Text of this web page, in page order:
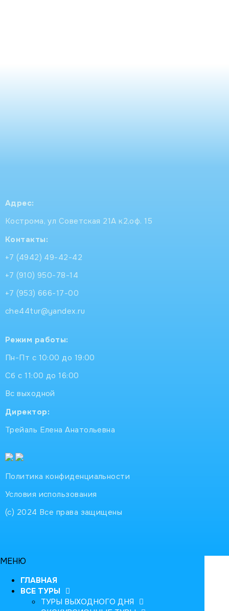
Адрес:
Кострома, ул Советская 21А к2,оф. 15
Контакты:
+7 (4942) 49-42-42
+7 (910) 950-78-14
+7 (953) 666-17-00
che44tur@yandex.ru
Режим работы:
Пн-Пт с 10:00 до 19:00
Сб с 11:00 до 16:00
Вс выходной
Директор:
Трейаль Елена Анатольевна
Политика конфиденциальности
Условия использования
(с) 2024 Все права защищены
МЕНЮ
ГЛАВНАЯ
ВСЕ ТУРЫ
ТУРЫ ВЫХОДНОГО ДНЯ